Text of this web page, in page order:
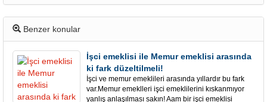
Benzer konular
İşci emeklisi ile Memur emeklisi arasında
ki fark düzeltilmeli!
İşci ve memur emeklileri arasında yıllardır bu fark
var.Memur emeklleri işci emeklilerini kıskanmıyor
yanlış anlaşılması sakın! Aam bir işci emeklisi